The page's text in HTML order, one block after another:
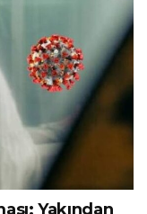
Yakından